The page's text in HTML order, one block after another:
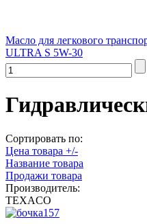
Масло для легкового
ULTRA S 5W-30
Сортировать по:
Цена товара +/-
Название товара
Продажи товара
Производитель:
TEXACO